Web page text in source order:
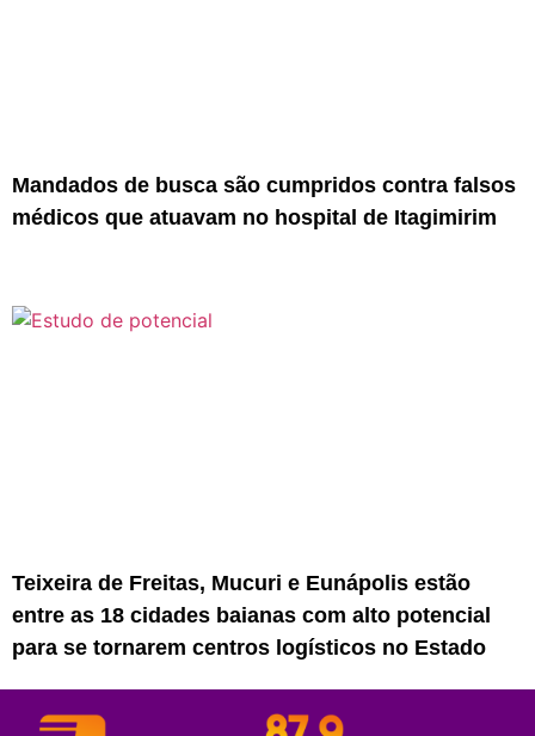
Mandados de busca são cumpridos contra falsos
médicos que atuavam no hospital de Itagimirim
Teixeira de Freitas, Mucuri e Eunápolis estão
entre as 18 cidades baianas com alto potencial
para se tornarem centros logísticos no Estado